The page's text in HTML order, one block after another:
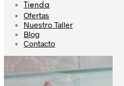
Tienda
Ofertas
Nuestro Taller
Blog
Contacto